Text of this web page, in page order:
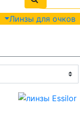
Линзы для очков